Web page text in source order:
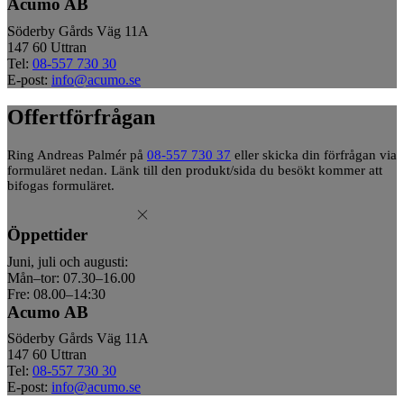
Acumo AB
Söderby Gårds Väg 11A
147 60 Uttran
Tel: 08-557 730 30
E-post: info@acumo.se
Offertförfrågan
Ring Andreas Palmér på 08-557 730 37 eller skicka din förfrågan via
formuläret nedan. Länk till den produkt/sida du besökt kommer att
bifogas formuläret.
Öppettider
Juni, juli och augusti:
Mån–tor: 07.30–16.00
Fre: 08.00–14:30
Acumo AB
Söderby Gårds Väg 11A
147 60 Uttran
Tel: 08-557 730 30
E-post: info@acumo.se